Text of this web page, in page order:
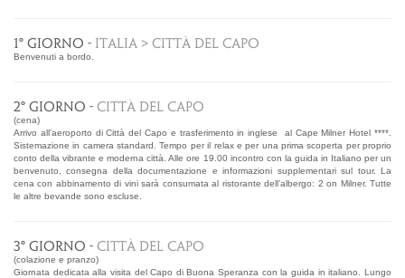
1° GIORNO - ITALIA > CITTÀ DEL CAPO
Benvenuti a bordo.
2° GIORNO - CITTÀ DEL CAPO
(cena)
Arrivo all’aeroporto di Città del Capo e trasferimento in inglese al Cape Milner Hotel ****.
Sistemazione in camera standard. Tempo per il relax e per una prima scoperta per proprio
conto della vibrante e moderna città. Alle ore 19.00 incontro con la guida in Italiano per un
benvenuto, consegna della documentazione e informazioni supplementari sul tour. La
cena con abbinamento di vini sarà consumata al ristorante dell’albergo: 2 on Milner. Tutte
le altre bevande sono escluse.
3° GIORNO - CITTÀ DEL CAPO
(colazione e pranzo)
Giornata dedicata alla visita del Capo di Buona Speranza con la guida in italiano. Lungo